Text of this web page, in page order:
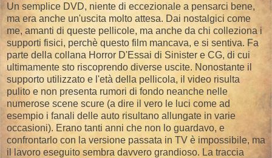
Un semplice DVD, niente di eccezionale a pensarci bene,
ma era anche un'uscita molto attesa. Dai nostalgici come
me, amanti di queste pellicole, ma anche da chi colleziona i
supporti fisici, perchè questo film mancava, e si sentiva. Fa
parte della collana Horror D'Essai di Sinister e CG, di cui
ultimamente sto riscoprendo diverse uscite. Nonostante il
supporto utilizzato e l'età della pellicola, il video risulta
pulito e non presenta rumori di fondo neanche nelle
numerose scene scure (a dire il vero le luci come ad
esempio i fanali delle auto risultano allungate in varie
occasioni). Erano tanti anni che non lo guardavo, e
confrontarlo con la versione passata in TV è impossibile, ma
il lavoro eseguito sembra davvero grandioso. La traccia